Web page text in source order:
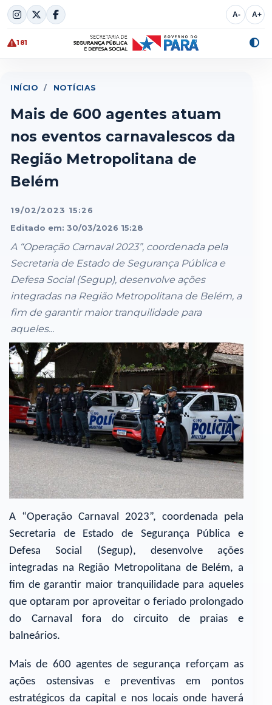
Skip
to
content
A- A+
181
INÍCIO / NOTÍCIAS
Mais de 600 agentes atuam
nos eventos carnavalescos da
Região Metropolitana de
Belém
19/02/2023 15:26
Editado em: 30/03/2026 15:28
A “Operação Carnaval 2023”, coordenada pela
Secretaria de Estado de Segurança Pública e
Defesa Social (Segup), desenvolve ações
integradas na Região Metropolitana de Belém, a
fim de garantir maior tranquilidade para
aqueles...
A “Operação Carnaval 2023”, coordenada pela
Secretaria de Estado de Segurança Pública e
Defesa Social (Segup), desenvolve ações
integradas na Região Metropolitana de Belém, a
fim de garantir maior tranquilidade para aqueles
que optaram por aproveitar o feriado prolongado
do Carnaval fora do circuito de praias e
balneários.
Mais de 600 agentes de segurança reforçam as
ações ostensivas e preventivas em pontos
estratégicos da capital e nos locais onde haverá